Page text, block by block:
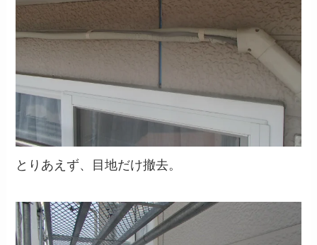
とりあえず、目地だけ撤去。